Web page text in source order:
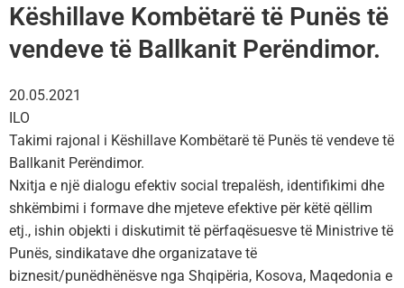
Këshillave Kombëtarë të Punës të
vendeve të Ballkanit Perëndimor.
20.05.2021
ILO
Takimi rajonal i Këshillave Kombëtarë të Punës të vendeve të
Ballkanit Perëndimor.
Nxitja e një dialogu efektiv social trepalësh, identifikimi dhe
shkëmbimi i formave dhe mjeteve efektive për këtë qëllim
etj., ishin objekti i diskutimit të përfaqësuesve të Ministrive të
Punës, sindikatave dhe organizatave të
biznesit/punëdhënësve nga Shqipëria, Kosova, Maqedonia e